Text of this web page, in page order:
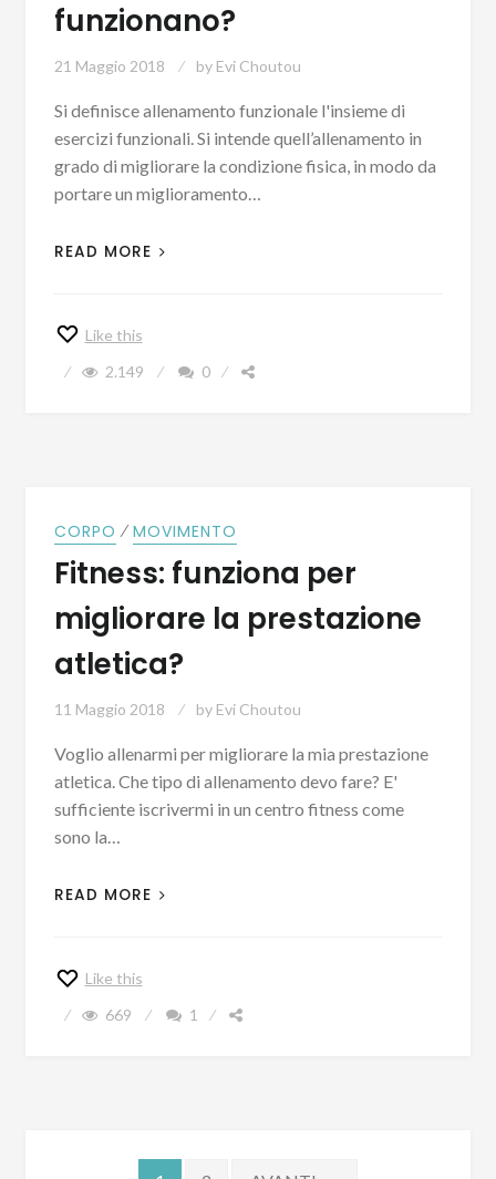
funzionano?
21 Maggio 2018 by Evi Choutou
Si definisce allenamento funzionale l'insieme di
esercizi funzionali. Si intende quell’allenamento in
grado di migliorare la condizione fisica, in modo da
portare un miglioramento…
READ MORE
Like this
2.149
0
CORPO ⁄ MOVIMENTO
Fitness: funziona per
migliorare la prestazione
atletica?
11 Maggio 2018 by Evi Choutou
Voglio allenarmi per migliorare la mia prestazione
atletica. Che tipo di allenamento devo fare? E'
sufficiente iscrivermi in un centro fitness come
sono la…
READ MORE
Like this
669
1